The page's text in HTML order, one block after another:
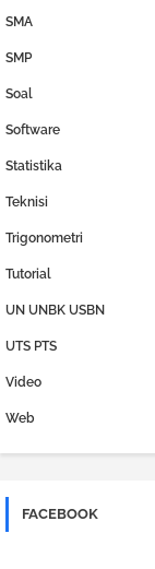
SMA
SMP
Soal
Software
Statistika
Teknisi
Trigonometri
Tutorial
UN UNBK USBN
UTS PTS
Video
Web
FACEBOOK